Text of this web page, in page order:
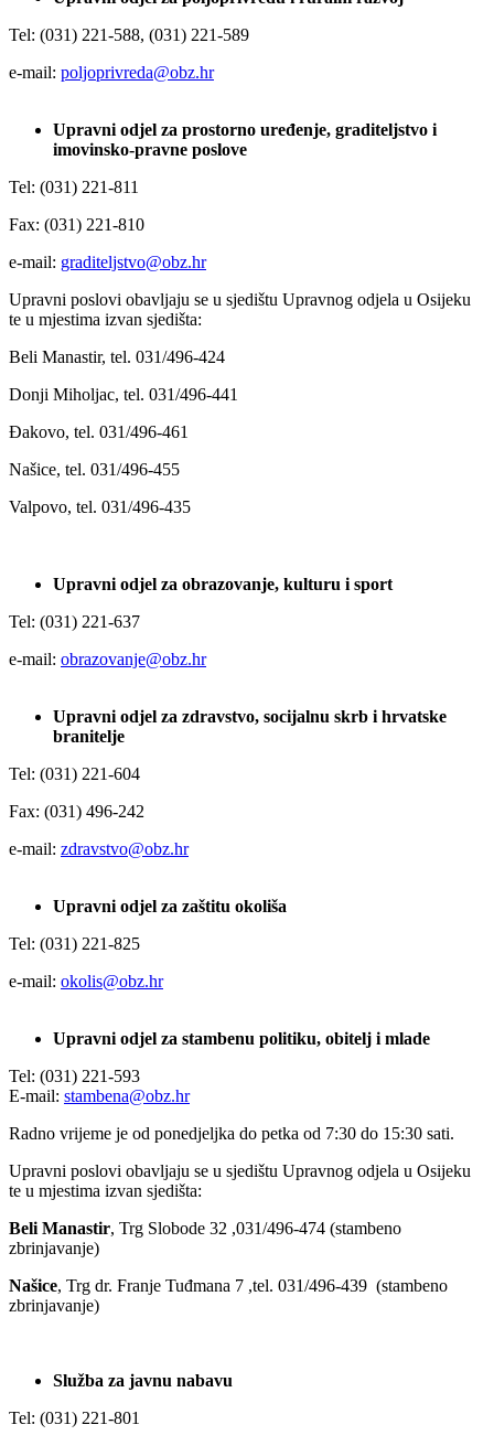
Tel: (031) 221-588, (031) 221-589
e-mail: poljoprivreda@obz.hr
Upravni odjel za prostorno uređenje, graditeljstvo i
imovinsko-pravne poslove
Tel: (031) 221-811
Fax: (031) 221-810
e-mail: graditeljstvo@obz.hr
Upravni poslovi obavljaju se u sjedištu Upravnog odjela u Osijeku
te u mjestima izvan sjedišta:
Beli Manastir, tel. 031/496-424
Donji Miholjac, tel. 031/496-441
Đakovo, tel. 031/496-461
Našice, tel. 031/496-455
Valpovo, tel. 031/496-435
Upravni odjel za obrazovanje, kulturu i sport
Tel: (031) 221-637
e-mail: obrazovanje@obz.hr
Upravni odjel za zdravstvo, socijalnu skrb i hrvatske
branitelje
Tel: (031) 221-604
Fax: (031) 496-242
e-mail: zdravstvo@obz.hr
Upravni odjel za zaštitu okoliša
Tel: (031) 221-825
e-mail: okolis@obz.hr
Upravni odjel za stambenu politiku, obitelj i mlade
Tel: (031) 221-593
E-mail: stambena@obz.hr
Radno vrijeme je od ponedjeljka do petka od 7:30 do 15:30 sati.
Upravni poslovi obavljaju se u sjedištu Upravnog odjela u Osijeku
te u mjestima izvan sjedišta:
Beli Manastir, Trg Slobode 32 ,031/496-474 (stambeno
zbrinjavanje)
Našice, Trg dr. Franje Tuđmana 7 ,tel. 031/496-439 (stambeno
zbrinjavanje)
Služba za javnu nabavu
Tel: (031) 221-801